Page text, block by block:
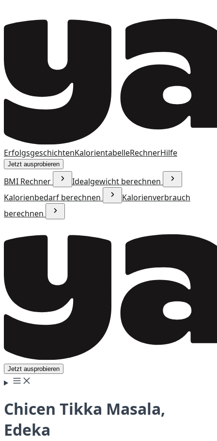
ErfolgsgeschichtenKalorientabelleRechnerHilfe
Jetzt ausprobieren
BMI Rechner
Idealgewicht berechnen
Kalorienbedarf berechnen
Kalorienverbrauch
berechnen
Jetzt ausprobieren
Chicen Tikka Masala,
Edeka